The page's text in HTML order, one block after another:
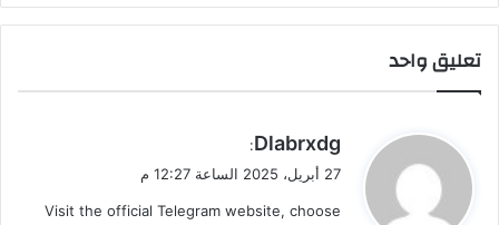
تعليق واحد
ي
ل
Dlabrxdg
:
27 أبريل، 2025 الساعة 12:27 م
Visit the official Telegram website, choose